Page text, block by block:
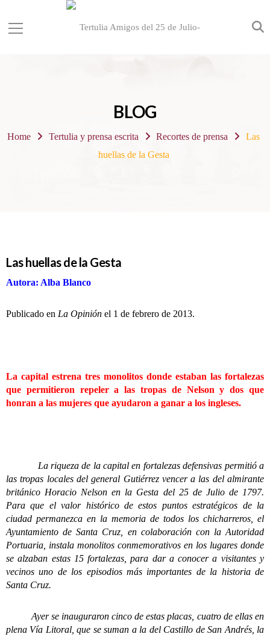
BLOG
Home Tertulia y prensa escrita Recortes de prensa
Las
huellas de la Gesta
Las huellas de la Gesta
Autora: Alba Blanco
Publicado en La Opinión el 1 de febrero de 2013.
La capital estrena tres monolitos donde estaban las fortalezas
que permitieron repeler a las tropas de Nelson y dos que
honran a las mujeres que ayudaron a ganar a los ingleses.
La riqueza de la capital en fortalezas defensivas permitió a
las tropas locales del general Gutiérrez vencer a las del almirante
británico Horacio Nelson en la Gesta del 25 de Julio de 1797.
Para que el valor histórico de estos puntos estratégicos de la
ciudad permanezca en la memoria de todos los chicharreros, el
Ayuntamiento de Santa Cruz, en colaboración con la Autoridad
Portuaria, instala monolitos conmemorativos en los lugares donde
se alzaban estas 15 fortalezas, para dar a conocer a visitantes y
vecinos uno de los episodios más importantes de la historia de
Santa Cruz.
Ayer se inauguraron cinco de estas placas, cuatro de ellas en
plena Vía Litoral, que se suman a la del Castillo de San Andrés, la